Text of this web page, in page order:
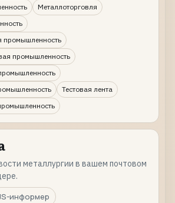
Металлоторговля
промышленность
промышленность
Тестовая лента
металлургии в вашем почтовом
информер